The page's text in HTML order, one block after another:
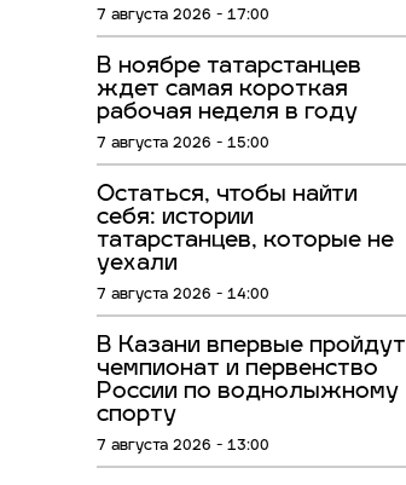
7 августа 2026 - 17:00
В ноябре татарстанцев
ждет самая короткая
рабочая неделя в году
7 августа 2026 - 15:00
Остаться, чтобы найти
себя: истории
татарстанцев, которые не
уехали
7 августа 2026 - 14:00
В Казани впервые пройдут
чемпионат и первенство
России по воднолыжному
спорту
7 августа 2026 - 13:00